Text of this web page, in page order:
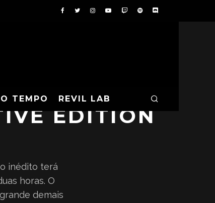
TEMPO REVIL LAB
EDITION
inédito terá
horas. O
demais